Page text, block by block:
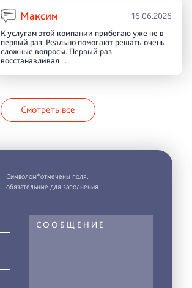
Максим 16.06.2026
К услугам этой компании прибегаю уже не в
первый раз. Реально помогают решать очень
сложные вопросы. Первый раз
восстанавливал ...
Смотреть все
Символом*отмечены поля,
обязательные для заполнения.